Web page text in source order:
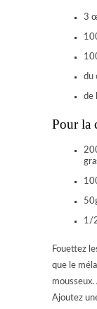
3
du
de
Pour la
1/
Fouettez
que le
mousseux.
Ajoutez